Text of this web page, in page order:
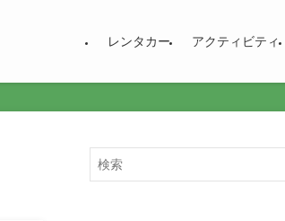
レンタカー アクティビティ